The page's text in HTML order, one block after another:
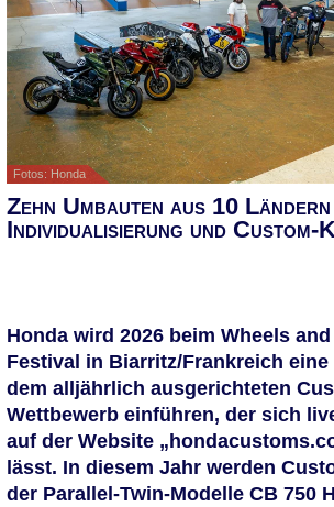
Fotos: Honda
Zehn Umbauten aus 10
Individualisierung und Custom-
Honda wird 2026 beim Wheels and
Festival in Biarritz/Frankreich eine
dem alljährlich ausgerichteten
Wettbewerb einführen, der sich
auf der Website
lässt. In diesem Jahr werden
der Parallel-Twin-Modelle CB 750